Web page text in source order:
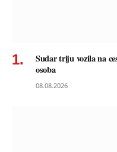
Sudar triju vozila na
osoba
08.08.2026